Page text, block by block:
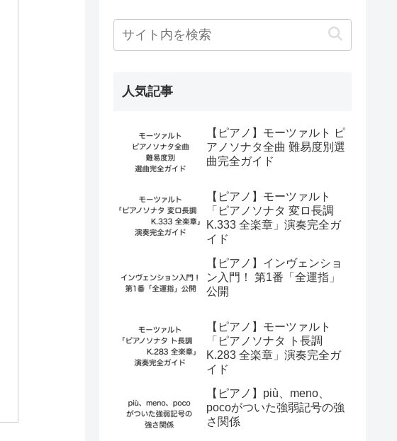
人気記事
【ピアノ】モーツァルト ピ
アノソナタ全曲 難易度別選
曲完全ガイド
【ピアノ】モーツァルト
「ピアノソナタ 変ロ長調
K.333 全楽章」演奏完全ガ
イド
【ピアノ】インヴェンショ
ン入門！ 第1番「全運指」
公開
【ピアノ】モーツァルト
「ピアノソナタ ト長調
K.283 全楽章」演奏完全ガ
イド
【ピアノ】più、meno、
pocoがついた強弱記号の強
さ関係